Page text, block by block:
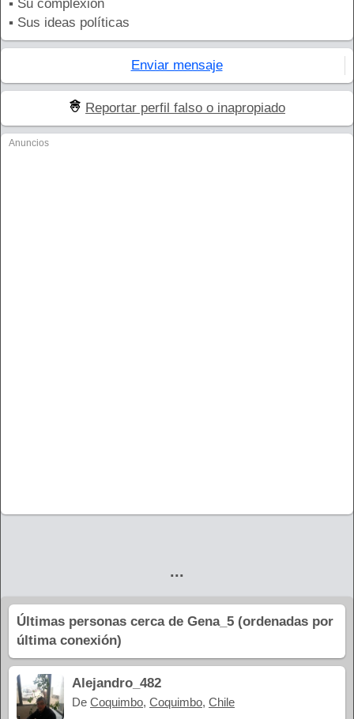
▪ Su complexión
▪ Sus ideas políticas
Enviar mensaje
Reportar perfil falso o inapropiado
Anuncios
...
Últimas personas cerca de Gena_5 (ordenadas por
última conexión)
Alejandro_482
De Coquimbo, Coquimbo, Chile